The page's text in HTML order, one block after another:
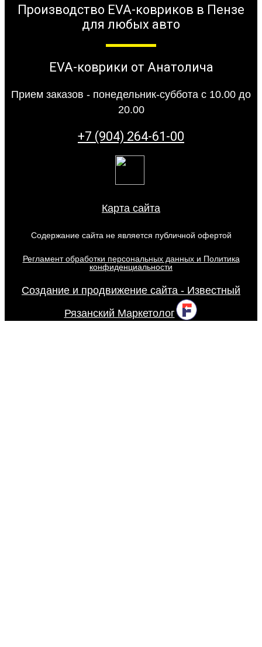
Производство EVA-ковриков в Пензе
для любых авто
EVA-коврики от Анатолича
Прием заказов - понедельник-суббота с 10.00 до
20.00
+7 (904) 264-61-00
Карта сайта
Содержание сайта не является публичной офертой
Регламент обработки персональных данных и Политика
конфиденциальности
Создание и продвижение сайта - Известный
Рязанский Маркетолог